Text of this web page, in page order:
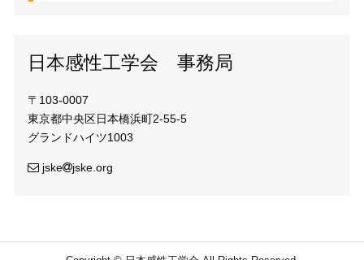
日本感性工学会 事務局
〒103-0007
東京都中央区日本橋浜町2-55-5
グランドハイツ1003
jske jske.org